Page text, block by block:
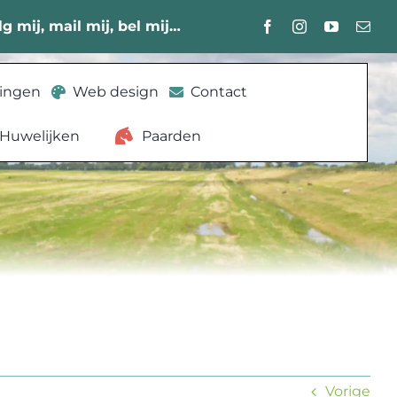
mij, mail mij, bel mij…
Web design Contact
Huwelijken Paarden
Vorige